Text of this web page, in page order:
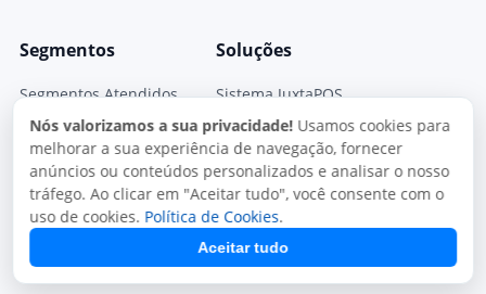
Segmentos
Segmentos Atendidos
Sistema Para Pizzarias
Sistema para Restaurantes
Sistema para Delivery
Sistema para Lachonetes
Soluções
Sistema JuxtaPOS
JuxtaPOS V3
Sistema JuxtaPED
Sistema Mono Delivery
Gestor Fiscal
Módulos
Nós valorizamos a sua privacidade! Usamos cookies para
melhorar a sua experiência de navegação, fornecer
anúncios ou conteúdos personalizados e analisar o nosso
tráfego. Ao clicar em "Aceitar tudo", você consente com o
uso de cookies. Política de Cookies.
Aceitar tudo